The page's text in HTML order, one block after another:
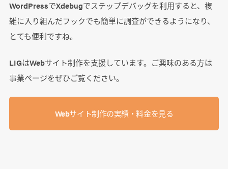
WordPressでXdebugでステップデバッグを利用すると、複
雑に入り組んだフックでも簡単に調査ができるようになり、
とても便利ですね。
LIGはWebサイト制作を支援しています。ご興味のある方は
事業ぺージをぜひご覧ください。
Webサイト制作の実績・料金を見る